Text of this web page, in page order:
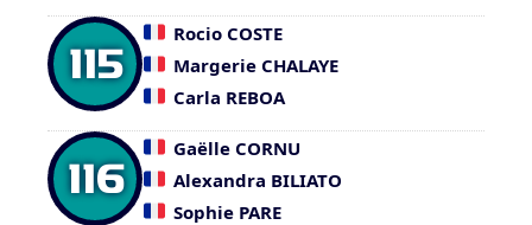
115
Rocio COSTE
Margerie CHALAYE
Carla REBOA
116
Gaëlle CORNU
Alexandra BILIATO
Sophie PARE